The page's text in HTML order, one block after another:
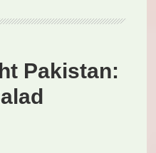
Pakistan: